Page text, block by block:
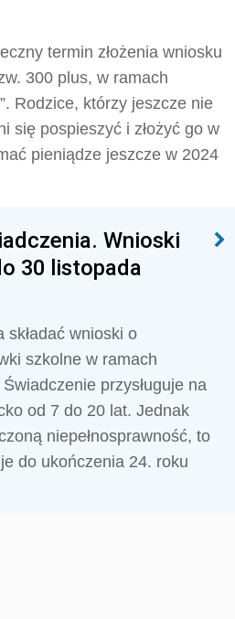
termin złożenia wniosku
300 plus, w ramach
Rodzice, którzy jeszcze nie
się pospieszyć i złożyć go w
pieniądze jeszcze w 2024
Wnioski
30 listopada
składać wnioski o
szkolne w ramach
przysługuje na
od 7 do 20 lat. Jednak
niepełnosprawność, to
do ukończenia 24. roku